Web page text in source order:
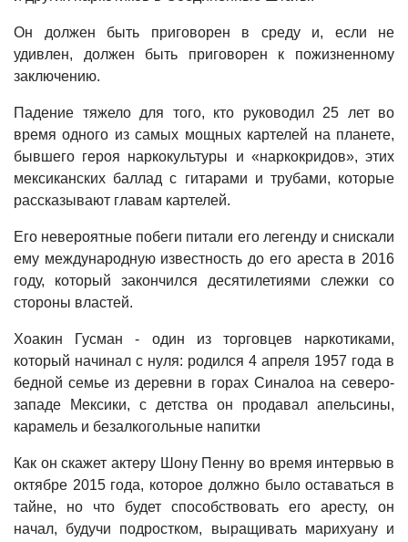
Он должен быть приговорен в среду и, если не
удивлен, должен быть приговорен к пожизненному
заключению.
Падение тяжело для того, кто руководил 25 лет во
время одного из самых мощных картелей на планете,
бывшего героя наркокультуры и «наркокридов», этих
мексиканских баллад с гитарами и трубами, которые
рассказывают главам картелей.
Его невероятные побеги питали его легенду и снискали
ему международную известность до его ареста в 2016
году, который закончился десятилетиями слежки со
стороны властей.
Хоакин Гусман - один из торговцев наркотиками,
который начинал с нуля: родился 4 апреля 1957 года в
бедной семье из деревни в горах Синалоа на северо-
западе Мексики, с детства он продавал апельсины,
карамель и безалкогольные напитки
Как он скажет актеру Шону Пенну во время интервью в
октябре 2015 года, которое должно было оставаться в
тайне, но что будет способствовать его аресту, он
начал, будучи подростком, выращивать марихуану и